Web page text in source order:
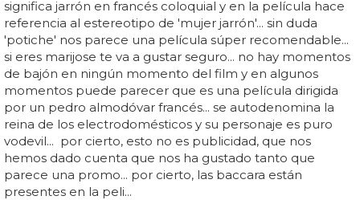
significa jarrón en francés coloquial y en la película hace
referencia al estereotipo de 'mujer jarrón'... sin duda
'potiche' nos parece una película súper recomendable...
si eres marijose te va a gustar seguro... no hay momentos
de bajón en ningún momento del film y en algunos
momentos puede parecer que es una película dirigida
por un pedro almodóvar francés... se autodenomina la
reina de los electrodomésticos y su personaje es puro
vodevil... por cierto, esto no es publicidad, que nos
hemos dado cuenta que nos ha gustado tanto que
parece una promo... por cierto, las baccara están
presentes en la peli...